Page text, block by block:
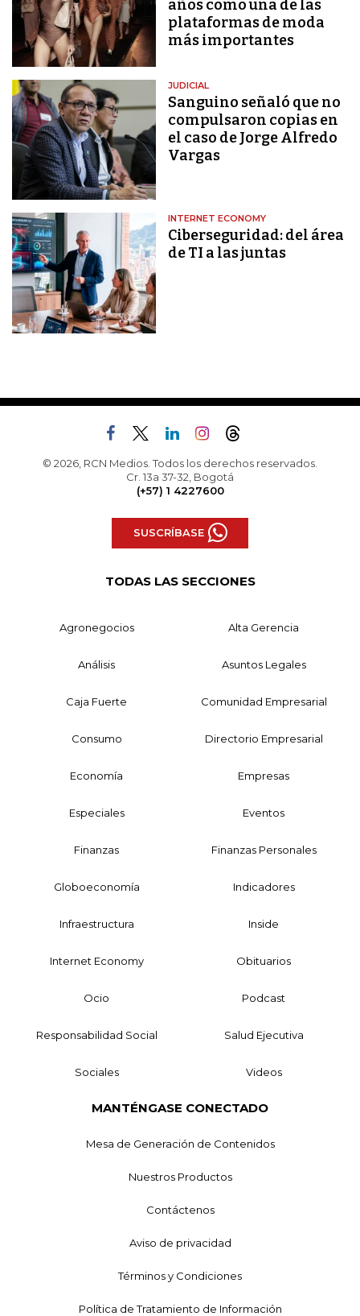
años como una de las
plataformas de moda
más importantes
JUDICIAL
Sanguino señaló que no
compulsaron copias en
el caso de Jorge Alfredo
Vargas
INTERNET ECONOMY
Ciberseguridad: del área
de TI a las juntas
© 2026, RCN Medios. Todos los derechos reservados.
Cr. 13a 37-32, Bogotá
(+57) 1 4227600
SUSCRÍBASE
TODAS LAS SECCIONES
Agronegocios Alta Gerencia
Análisis Asuntos Legales
Caja Fuerte Comunidad Empresarial
Consumo Directorio Empresarial
Economía Empresas
Especiales Eventos
Finanzas Finanzas Personales
Globoeconomía Indicadores
Infraestructura Inside
Internet Economy Obituarios
Ocio Podcast
Responsabilidad Social Salud Ejecutiva
Sociales Videos
MANTÉNGASE CONECTADO
Mesa de Generación de Contenidos
Nuestros Productos
Contáctenos
Aviso de privacidad
Términos y Condiciones
Política de Tratamiento de Información